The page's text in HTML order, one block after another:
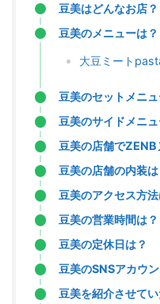
豆美はどんなお店？
豆美のメニューは？
大豆ミート
豆美のセットメニュ
豆美のサイドメニュ
豆美の店舗でZENB
豆美の店舗の内装は
豆美のアクセス方法
豆美の営業時間は？
豆美の定休日は？
豆美のSNSアカウ
豆美を紹介させて